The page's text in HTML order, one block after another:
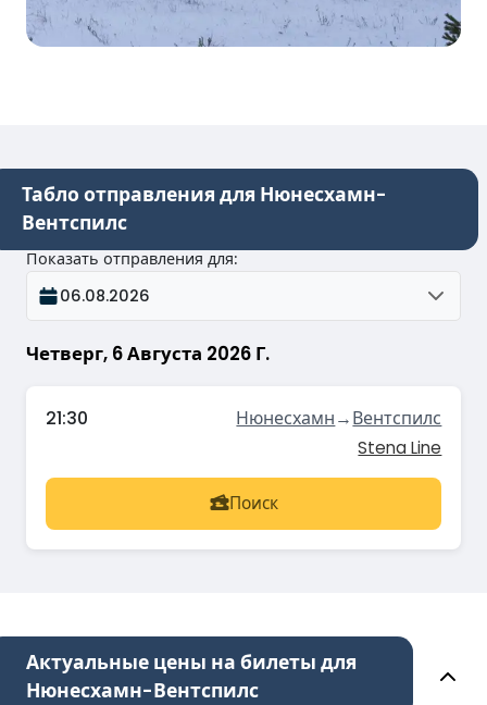
Табло отправления для Нюнесхамн-
Вентспилс
Четверг, 6 Августа 2026 Г.
Показать отправления для:
06.08.2026
21:30 Нюнесхамн→Вентспилс
Stena Line
Поиск
Актуальные цены на билеты для
Нюнесхамн-Вентспилс